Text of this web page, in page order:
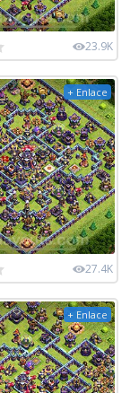
23.9K
+ Enlace
27.4K
+ Enlace